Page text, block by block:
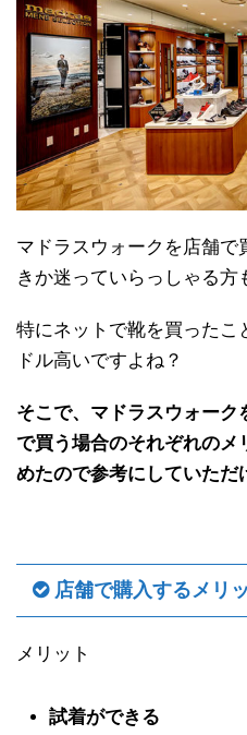
マドラスウォークを店舗
きか迷っていらっしゃる方
特にネットで靴を買ったこ
ドル高いですよね？
そこで、マドラスウォーク
で買う場合のそれぞれのメ
めたので参考にしていただ
店舗で購入するメリ
メリット
試着ができる